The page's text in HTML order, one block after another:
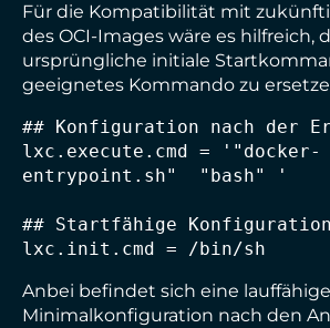
Für die Kompatibilität mit
des OCI-Images wäre es hilfreich,
ursprüngliche initiale
geeignetes Kommando zu
## Konfiguration nach der
lxc.execute.cmd = '"docker-
entrypoint.sh"  "bash" '
## Startfähige Konfiguration
lxc.init.cmd = /bin/sh
Anbei befindet sich eine lauffähige
Minimalkonfiguration nach den